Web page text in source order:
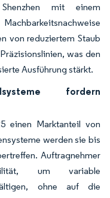
Shenzhen mit einem
von reduziertem Staub
was den
Ausführung stärkt.
fordern
einen Marktanteil von
werden sie bis
Auftragnehmer
um variable
ohne auf die